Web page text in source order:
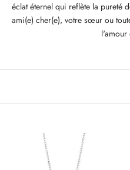
éclat éternel qui reflète la pureté
ami(e) cher(e), votre sœur ou
l'amour